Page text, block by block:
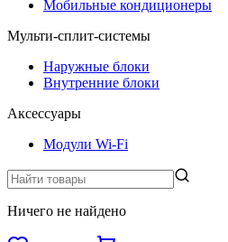
Мобильные кондиционеры
Мульти-сплит-системы
Наружные блоки
Внутренние блоки
Аксессуары
Модули Wi-Fi
Ничего не найдено